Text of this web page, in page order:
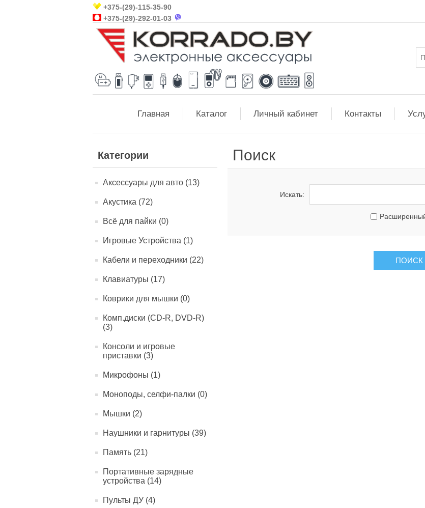
+375-(29)-115-35-90
+375-(29)-292-01-03
Главная Каталог Личный кабинет Контакты
Категории
Аксессуары для авто (13)
Акустика (72)
Всё для пайки (0)
Игровые Устройства (1)
Кабели и переходники (22)
Клавиатуры (17)
Коврики для мышки (0)
Комп.диски (CD-R, DVD-R)
(3)
Консоли и игровые
приставки (3)
Микрофоны (1)
Моноподы, селфи-палки (0)
Мышки (2)
Наушники и гарнитуры (39)
Память (21)
Портативные зарядные
устройства (14)
Пульты ДУ (4)
Поиск
Искать: